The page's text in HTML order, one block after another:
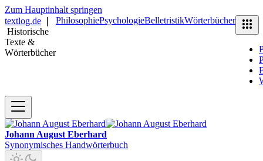
Zum Hauptinhalt springen
textlog.de
Historische
Texte &
Wörterbücher
PhilosophiePsychologieBelletristikWörterbücher
Johann August Eberhard
Synonymisches Handwörterbuch